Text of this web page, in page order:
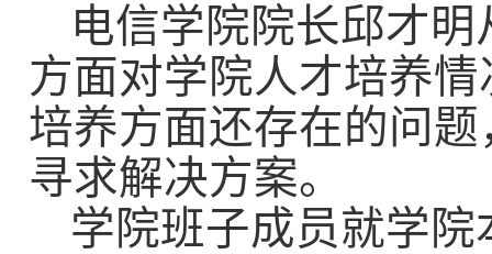
电信学院院长邱才
方面对学院人才培养
培养方面还存在的问
寻求解决方案。
学院班子成员就学